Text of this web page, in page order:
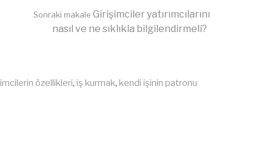
Sonraki makale Girişimciler yatırımcılarını
nasıl ve ne sıklıkla bilgilendirmeli?
özellikleri, iş kurmak, kendi işinin patronu